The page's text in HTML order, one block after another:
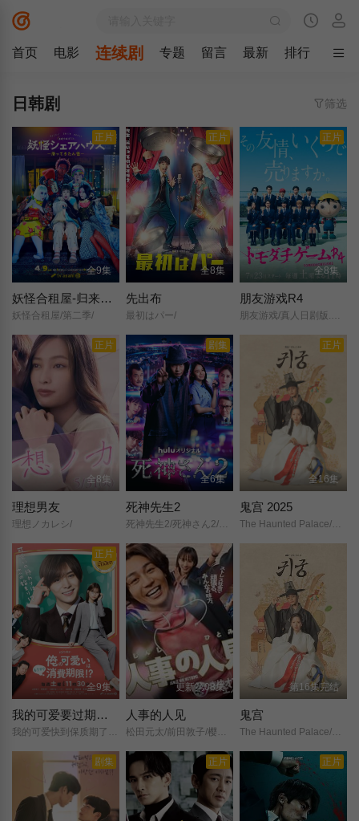
首页 电影 连续剧 专题 留言 最新 排行
日韩剧 筛选
正片
全9集
妖怪合租屋-归来怪- 妖怪
妖怪合租屋/第二季/
正片
全8集
先出布
最初はパー/
正片
全8集
朋友游戏R4
朋友游戏/真人日剧版.トモダチゲーム/
正片
全8集
理想男友
理想ノカレシ/
剧集
全6集
死神先生2
死神先生2/死神さん2/2022/
正片
全16集
鬼宫 2025
The Haunted Palace/闹鬼宫殿/
正片
全9集
我的可爱要过期了！？
更新第08集
人事的人见
第16集完结
鬼宫
The Haunted Palace/闹鬼宫殿/귀궁/
剧集 正片 正片